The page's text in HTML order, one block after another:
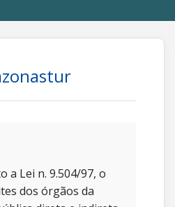
a Lei n. 9.504/97, o
dos órgãos da